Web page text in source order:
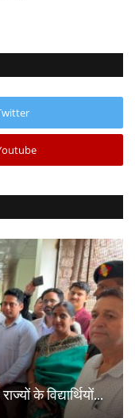
के विद्यार्थियों...